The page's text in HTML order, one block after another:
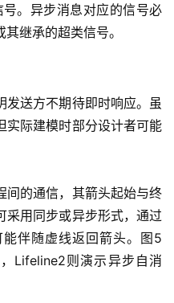
。异步消息对应的信号必
继承的超类信号。
发送方不期待即时响应。虽
实际建模时部分设计者可能
间的通信，其箭头起始与终
采用同步或异步形式，通过
伴随虚线返回箭头。图5
Lifeline2则演示异步自消